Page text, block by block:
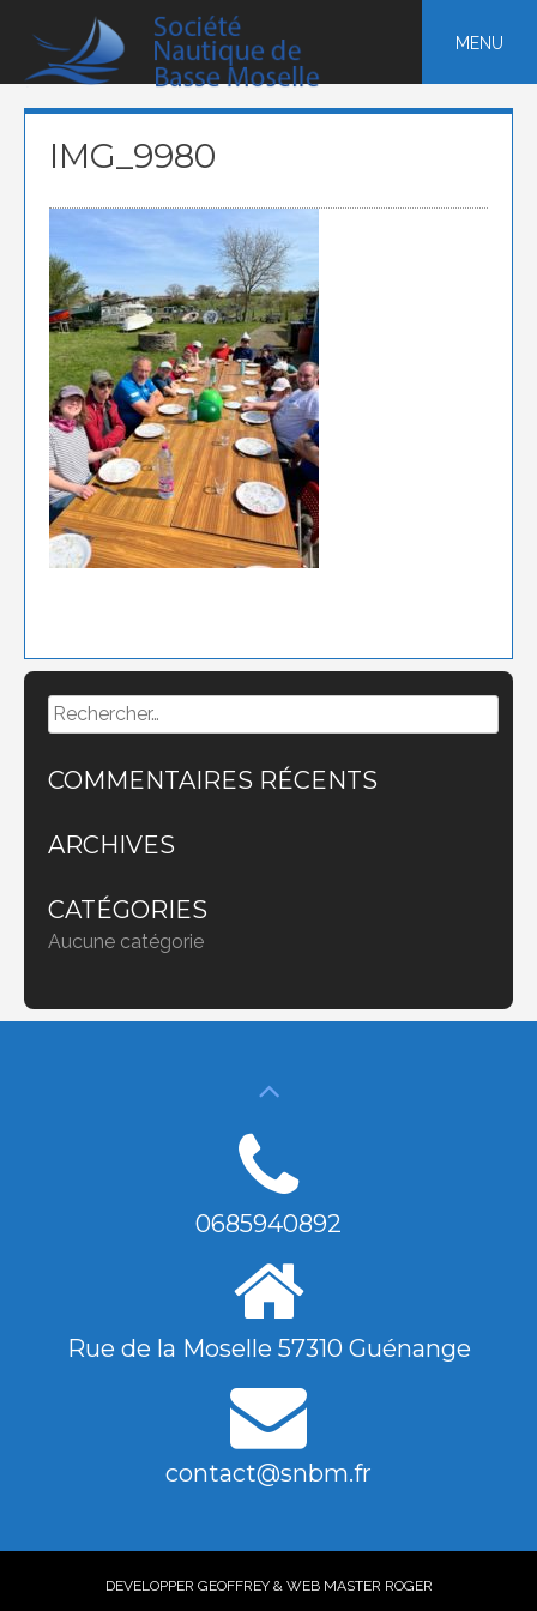
content
MENU
IMG_9980
Rechercher :
COMMENTAIRES RÉCENTS
ARCHIVES
CATÉGORIES
Aucune catégorie
0685940892
Rue de la Moselle 57310 Guénange
contact@snbm.fr
DEVELOPPER GEOFFREY & WEB MASTER ROGER